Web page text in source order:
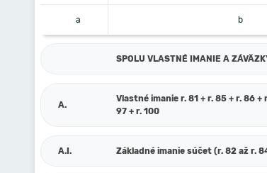
a b
SPOLU VLASTNÉ IMANIE A
A.
Vlastné imanie r. 81 + r. 85 + r. 86 +
97 + r. 100
A.I. Základné imanie súčet (r. 82 až r.